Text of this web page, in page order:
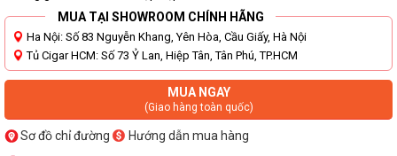
MUA TẠI SHOWROOM CHÍNH HÃNG
Ha Nội: Số 83 Nguyễn Khang, Yên Hòa, Cầu Giấy, Hà Nội
Tủ Cigar HCM: Số 73 Ỷ Lan, Hiệp Tân, Tân Phú, TP.HCM
MUA NGAY
(Giao hàng toàn quốc)
Sơ đồ chỉ đường
Hướng dẫn mua hàng